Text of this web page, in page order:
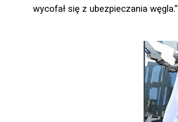
wycofał się z ubezpieczania węgla.”